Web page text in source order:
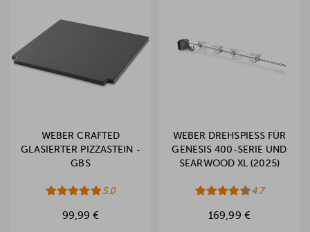
WEBER CRAFTED
GLASIERTER PIZZASTEIN -
GBS
5.0
99,99 €
WEBER DREHSPIESS FÜR G
ENESIS 400-SERIE UND S
EARWOOD XL (2025)
4.7
169,99 €